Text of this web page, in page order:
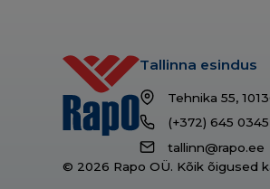
Tallinna esindus
Tehnika 55,
(+372) 645 0345
tallinn@rapo.ee
© 2026 Rapo OÜ. Kõik õigused